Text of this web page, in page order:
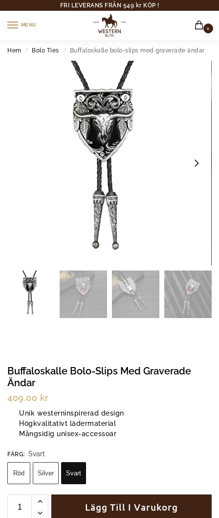
FRI LEVERANS FRÅN 549 kr KÖP !
MENU
0
Hem / Bolo Ties / Buffaloskalle bolo-slips med graverade ändar
Buffaloskalle Bolo-Slips Med Graverade
Ändar
409.00 kr
Unik westerninspirerad design
Högkvalitativt lädermaterial
Mångsidig unisex-accessoar
FÄRG: Svart
Röd Silver Svart
Lägg Till I Varukorg